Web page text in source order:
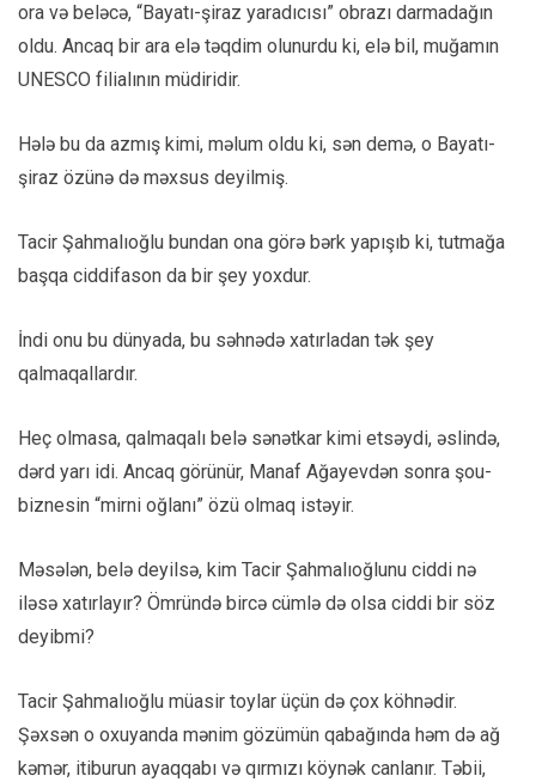
ora və beləcə, “Bayatı-şiraz yaradıcısı” obrazı darmadağın
oldu. Ancaq bir ara elə təqdim olunurdu ki, elə bil, muğamın
UNESCO filialının müdiridir.
Hələ bu da azmış kimi, məlum oldu ki, sən demə, o Bayatı-
şiraz özünə də məxsus deyilmiş.
Tacir Şahmalıoğlu bundan ona görə bərk yapışıb ki, tutmağa
başqa ciddifason da bir şey yoxdur.
İndi onu bu dünyada, bu səhnədə xatırladan tək şey
qalmaqallardır.
Heç olmasa, qalmaqalı belə sənətkar kimi etsəydi, əslində,
dərd yarı idi. Ancaq görünür, Manaf Ağayevdən sonra şou-
biznesin “mirni oğlanı” özü olmaq istəyir.
Məsələn, belə deyilsə, kim Tacir Şahmalıoğlunu ciddi nə
iləsə xatırlayır? Ömründə bircə cümlə də olsa ciddi bir söz
deyibmi?
Tacir Şahmalıoğlu müasir toylar üçün də çox köhnədir.
Şəxsən o oxuyanda mənim gözümün qabağında həm də ağ
kəmər, itiburun ayaqqabı və qırmızı köynək canlanır. Təbii,